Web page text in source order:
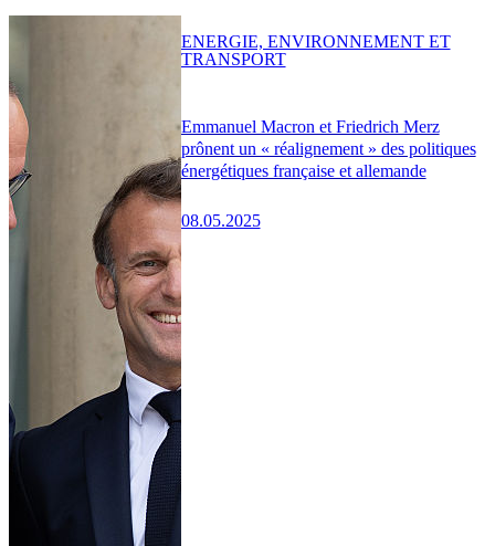
Emmanuel Macron et Friedrich Merz
prônent un « réalignement » des politiques
énergétiques française et allemande
08.05.2025
ENERGIE, ENVIRONNEMENT ET
TRANSPORT